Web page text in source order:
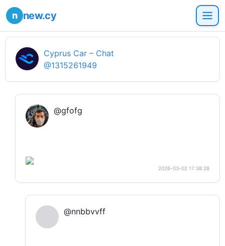
new.cy
Cyprus Car – Chat
@1315261949
@gfofg
2026-03-02 17:38:28
@nnbbvvff